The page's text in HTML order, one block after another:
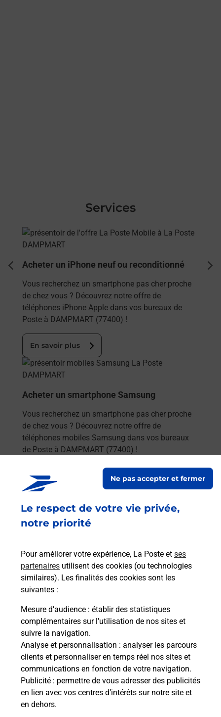
Le respect de votre vie privée,
notre priorité
Pour améliorer votre expérience, La Poste et ses
partenaires utilisent des cookies (ou technologies
similaires). Les finalités des cookies sont les
suivantes :
Mesure d’audience : établir des statistiques
complémentaires sur l’utilisation de nos sites et
suivre la navigation.
Analyse et personnalisation : analyser les parcours
clients et personnaliser en temps réel nos sites et
communications en fonction de votre navigation.
Publicité : permettre de vous adresser des publicités
en lien avec vos centres d’intérêts sur notre site et
en dehors.
Ne pas accepter et fermer
Services
En savoir plus
Acheter un iPhone neuf ou reconditionné
Vous recherchez un smartphone pas cher proche
de chez vous ? Découvrez notre offre de
téléphones iPhone Apple dans vos bureaux de
Poste à DAMPMART (77400) !
En savoir plus
En savoir plus
Acheter un smartphone Samsung
Vous recherchez un smartphone pas cher proche
de chez vous ? Découvrez notre offre de
téléphones mobiles Samsung dans vos bureaux
de Poste à DAMPMART (77400) !
En savoir plus
En savoir plus
Envoyer un colis
solutions proposées par La Poste.
En savoir plus
Souscrire à la téléassistance
Besoin d’un système de téléassistance à l’intérieur
et/ou à l’extérieur de votre domicile ? Découvrez
les offres téléalarme dans votre bureau de Poste à
DAMPMART.